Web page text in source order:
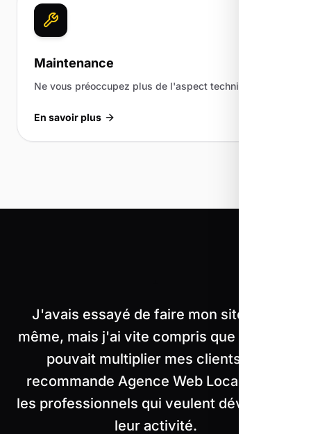
Maintenance
Ne vous préoccupez plus de l'aspect technique.
En savoir plus
J'avais essayé de faire mon site moi-
même, mais j'ai vite compris que le digital
pouvait multiplier mes clients. Je
recommande Agence Web Local à tous
les professionnels qui veulent développer
leur activité.